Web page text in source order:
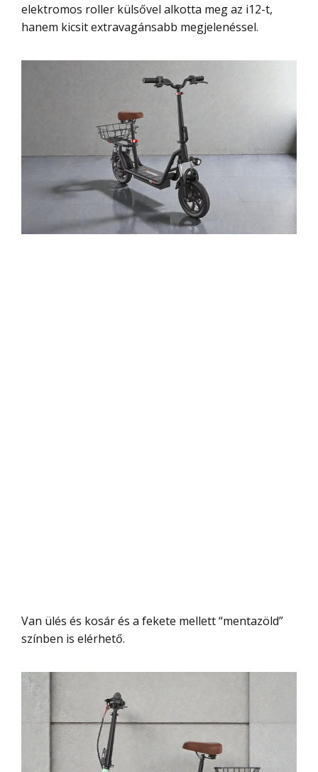
elektromos roller külsővel alkotta meg az i12-t,
hanem kicsit extravagánsabb megjelenéssel.
Van ülés és kosár és a fekete mellett “mentazöld”
színben is elérhető.